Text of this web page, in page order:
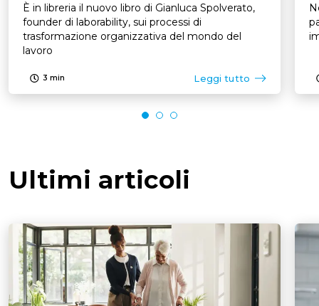
È in libreria il nuovo libro di Gianluca Spolverato,
founder di laborability, sui processi di
trasformazione organizzativa del mondo del
lavoro
3 min Leggi tutto
Ultimi articoli